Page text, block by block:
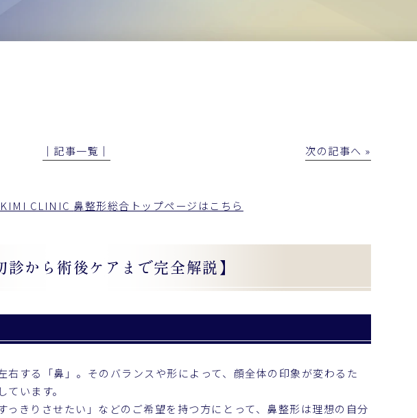
│記事一覧│ 次の記事へ »
KIMI CLINIC 鼻整形総合トップページはこちら
診から術後ケアまで完全解説】
する「鼻」。そのバランスや形によって、顔全体の印象が変わるた
います。
っきりさせたい」などのご希望を持つ方にとって、鼻整形は理想の自分